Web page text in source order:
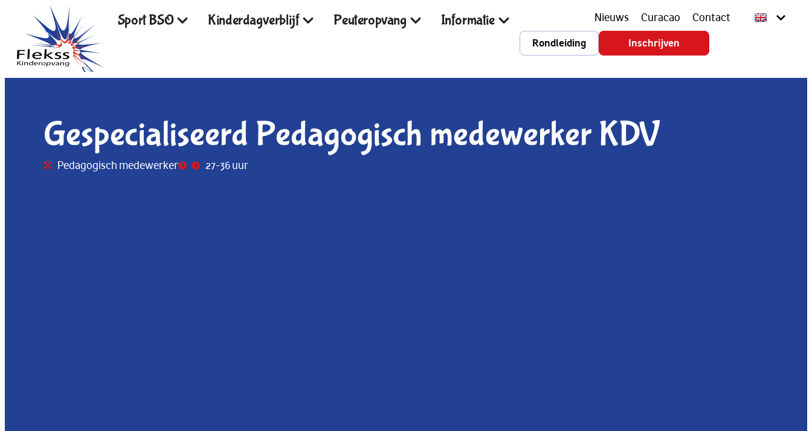
Sport BSO Kinderdagverblijf Peuteropvang Informatie Nieuws Curacao Contact
Rondleiding Inschrijven
Gespecialiseerd Pedagogisch medewerker KDV
Pedagogisch medewerker 27-36 uur